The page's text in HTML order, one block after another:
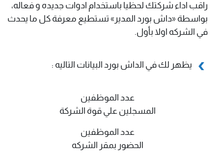
راقب اداء شركتك لحظيا باستخدام ادوات جديده و فعاله،
بواسطة «داش بورد المدير» تستطيع معرفة كل ما يحدث
في الشركه اولا بأول.
يظهر لك في الداش بورد البيانات التاليه :
عدد الموظفين
المسجلين علي قوة الشركة
عدد الموظفين
الحضور بمقر الشركه